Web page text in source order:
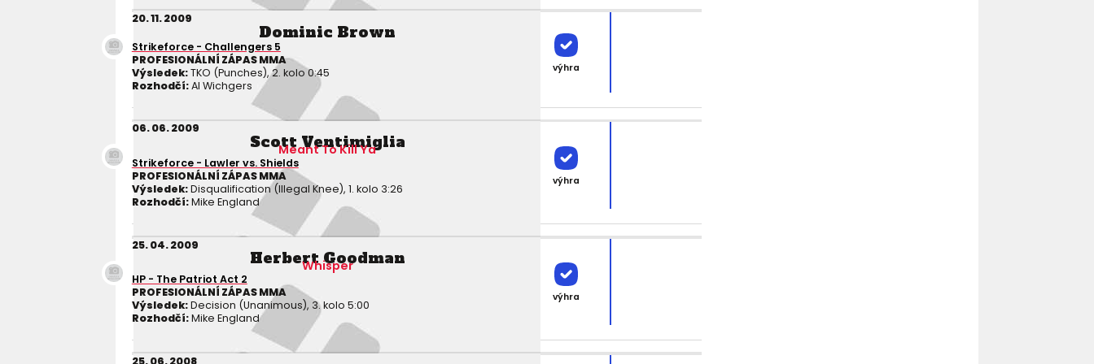
20. 11. 2009
Dominic Brown
Strikeforce - Challengers 5
PROFESIONÁLNÍ ZÁPAS MMA
Výsledek:TKO (Punches), 2. kolo 0:45
Rozhodčí:Al Wichgers
výhra
06. 06. 2009
Scott Ventimiglia
Meant To Kill Ya
Strikeforce - Lawler vs. Shields
PROFESIONÁLNÍ ZÁPAS MMA
Výsledek:Disqualification (Illegal Knee), 1. kolo 3:26
Rozhodčí:Mike England
výhra
25. 04. 2009
Herbert Goodman
Whisper
HP - The Patriot Act 2
PROFESIONÁLNÍ ZÁPAS MMA
Výsledek:Decision (Unanimous), 3. kolo 5:00
Rozhodčí:Mike England
výhra
25. 06. 2008